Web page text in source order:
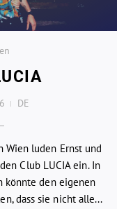
DE
Wien luden Ernst und
Club LUCIA ein. In
könnte den eigenen
dass sie nicht alle...